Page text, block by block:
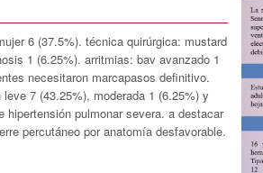
6 (37.5%). técnica quirúrgica: mustard
1 (6.25%). arritmias: bav avanzado 1
necesitaron marcapasos definitivo.
7 (43.25%), moderada 1 (6.25%) y
pulmonar severa. a destacar
percutáneo por anatomía desfavorable.